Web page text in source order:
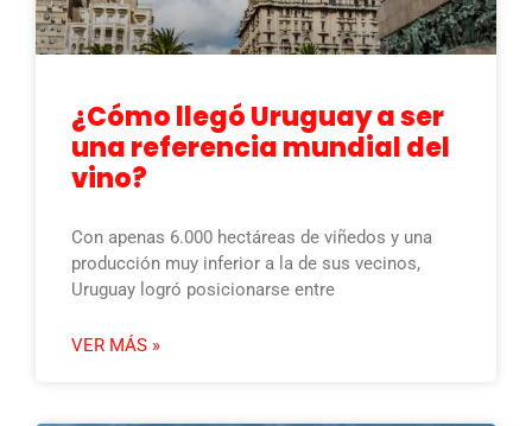
¿Cómo llegó Uruguay a ser
una referencia mundial del
vino?
Con apenas 6.000 hectáreas de viñedos y una
producción muy inferior a la de sus vecinos,
Uruguay logró posicionarse entre
VER MÁS »